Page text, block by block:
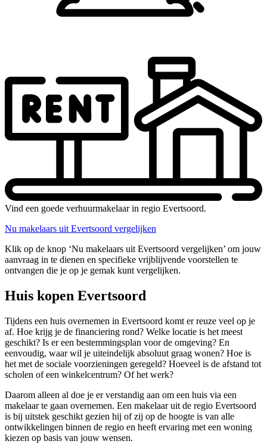
Vind een goede verhuurmakelaar in regio Evertsoord.
Nu makelaars uit Evertsoord vergelijken
Klik op de knop ‘Nu makelaars uit Evertsoord vergelijken’ om jouw
aanvraag in te dienen en specifieke vrijblijvende voorstellen te
ontvangen die je op je gemak kunt vergelijken.
Huis kopen Evertsoord
Tijdens een huis overnemen in Evertsoord komt er reuze veel op je
af. Hoe krijg je de financiering rond? Welke locatie is het meest
geschikt? Is er een bestemmingsplan voor de omgeving? En
eenvoudig, waar wil je uiteindelijk absoluut graag wonen? Hoe is
het met de sociale voorzieningen geregeld? Hoeveel is de afstand tot
scholen of een winkelcentrum? Of het werk?
Daarom alleen al doe je er verstandig aan om een huis via een
makelaar te gaan overnemen. Een makelaar uit de regio Evertsoord
is bij uitstek geschikt gezien hij of zij op de hoogte is van alle
ontwikkelingen binnen de regio en heeft ervaring met een woning
kiezen op basis van jouw wensen.